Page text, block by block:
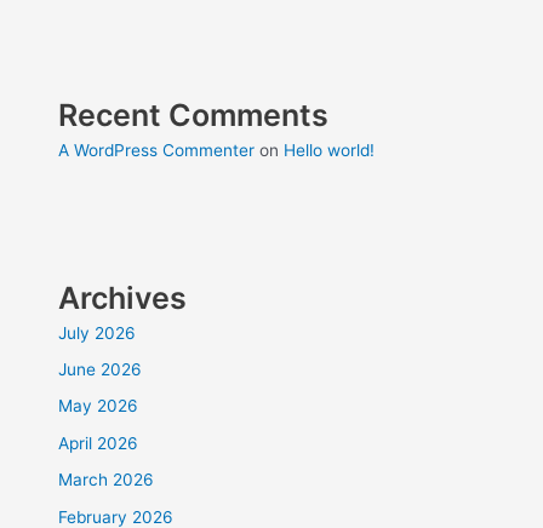
Recent Comments
A WordPress Commenter on Hello world!
Archives
July 2026
June 2026
May 2026
April 2026
March 2026
February 2026